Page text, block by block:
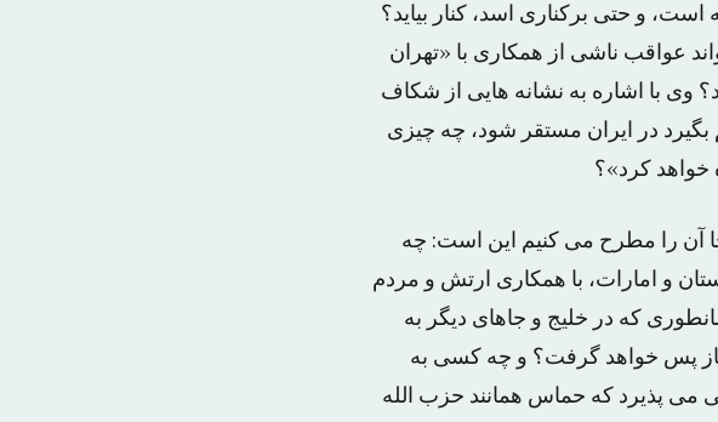
و حتی برکناری اسد، کنار بیاید؟
عواقب ناشی از همکاری با «تهران
وی با اشاره به نشانه هایی از شکاف
در ایران مستقر شود، چه چیزی
خواهد کرد»؟
آن را مطرح می کنیم این است: چه
و امارات، با همکاری ارتش و مردم
که در خلیج و جاهای دیگر به
باز پس خواهد گرفت؟ و چه کسی به
می پذیرد که حماس همانند حزب الله